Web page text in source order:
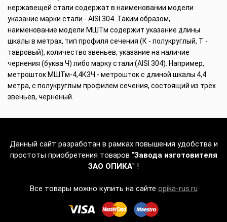
нержавещей стали содержат в наименовании модели
указание марки стали - AISI 304. Таким образом,
наименование модели МШТм содержит указание длины
шкалы в метрах, тип профиля сечения (К - полукруглый, Т -
тавровый), количество звеньев, указание на наличие
чернения (буква Ч) либо марку стали (AISI 304). Например,
метрошток МШТм-4,4К3Ч - метрошток с длиной шкалы 4,4
метра, с полукруглым профилем сечения, состоящий из трёх
звеньев, чернёный.
Данный сайт разработан в рамках повышения удобства и
простоты приобретения товаров "Завода изготовителя
ЗАО ОПИКА" !
Все товары можно купить на сайте opika-rus.ru